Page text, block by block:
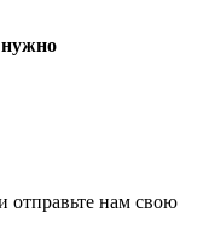
нужно
отправьте нам свою